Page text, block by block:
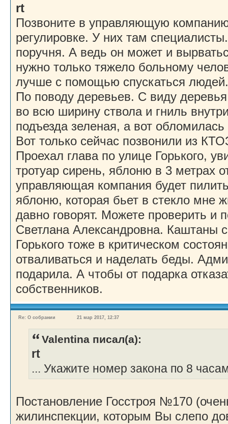
rt
Позвоните в управляющую
регулировке. У них там
поручня. А ведь он может и
нужно только тяжело больному
лучше с помощью спускаться людей.
По поводу деревьев. С виду
во всю ширину ствола и гниль
подъезда зеленая, а вот
Вот только сейчас позвонили из
Проехал глава по улице Горького,
тротуар сирень, яблоню в 3 метрах
управляющая компания будет
яблоню, которая бьет в стекло мне
давно говорят. Можете проверить и
Светлана Александровна. Каштаны
Горького тоже в критическом
отваливаться и наделать беды.
подарила. А чтобы от подарка
собственников.
Re: О собрании 21 мар 2017, 12:37
Valentina писал(а):
rt
... Укажите номер закона по 8
Постановление Госстроя №170
жилинспекции, которым Вы слепо